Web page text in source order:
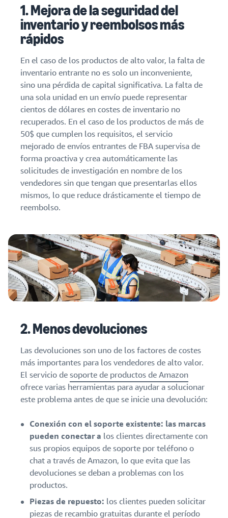
los clientes
1. Mejora de la seguridad del
inventario y reembolsos más
rápidos
En el caso de los productos de alto valor, la falta de
inventario entrante no es solo un inconveniente,
sino una pérdida de capital significativa. La falta de
una sola unidad en un envío puede representar
cientos de dólares en costes de inventario no
recuperados. En el caso de los productos de más de
50$ que cumplen los requisitos, el servicio
mejorado de envíos entrantes de FBA supervisa de
forma proactiva y crea automáticamente las
solicitudes de investigación en nombre de los
vendedores sin que tengan que presentarlas ellos
mismos, lo que reduce drásticamente el tiempo de
reembolso.
2. Menos devoluciones
Las devoluciones son uno de los factores de costes
más importantes para los vendedores de alto valor.
El servicio desoporte de productos de Amazon
ofrece varias herramientas para ayudar a solucionar
este problema antes de que se inicie una devolución:
Conexión con el soporte existente: las marcas
pueden conectar a los clientes directamente con
sus propios equipos de soporte por teléfono o
chat a través de Amazon, lo que evita que las
devoluciones se deban a problemas con los
productos.
Piezas de repuesto: los clientes pueden solicitar
piezas de recambio gratuitas durante el período